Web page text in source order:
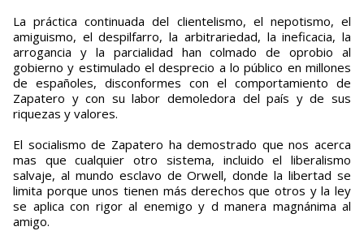
La práctica continuada del clientelismo, el nepotismo, el
amiguismo, el despilfarro, la arbitrariedad, la ineficacia, la
arrogancia y la parcialidad han colmado de oprobio al
gobierno y estimulado el desprecio a lo público en millones
de españoles, disconformes con el comportamiento de
Zapatero y con su labor demoledora del país y de sus
riquezas y valores.
El socialismo de Zapatero ha demostrado que nos acerca
mas que cualquier otro sistema, incluido el liberalismo
salvaje, al mundo esclavo de Orwell, donde la libertad se
limita porque unos tienen más derechos que otros y la ley
se aplica con rigor al enemigo y d manera magnánima al
amigo.